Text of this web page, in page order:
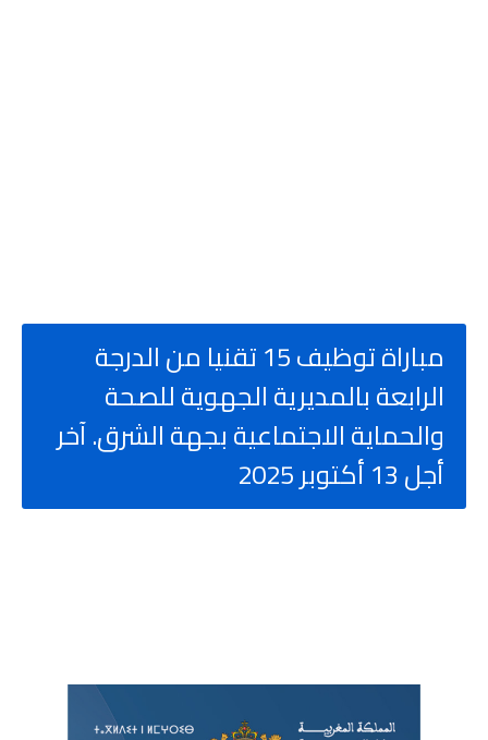
مباراة توظيف 15 تقنيا من الدرجة
الرابعة بالمديرية الجهوية للصحة
والحماية الاجتماعية بجهة الشرق. آخر
أجل 13 أكتوبر 2025